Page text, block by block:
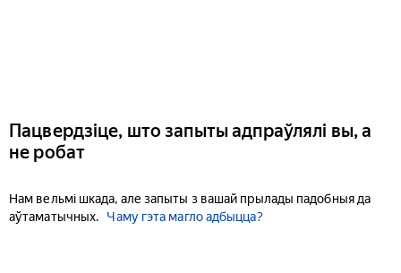
Пацвердзіце, што запыты адпраўлялі вы, а
не робат
Нам вельмі шкада, але запыты з вашай прылады падобныя да
аўтаматычных.
Чаму гэта магло адбыцца?